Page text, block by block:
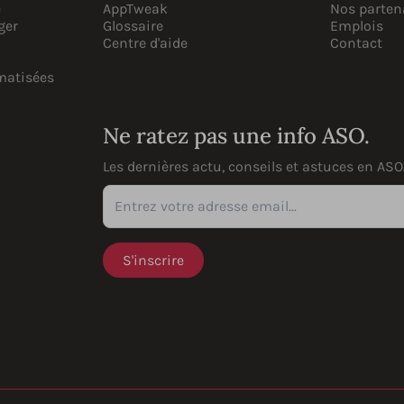
AppTweak
Glossaire
Centre d'aide
Nos
Emplois
Contact
Ne ratez pas une info ASO.
Les dernières actu, conseils et astuces en
Entrez votre adresse email...